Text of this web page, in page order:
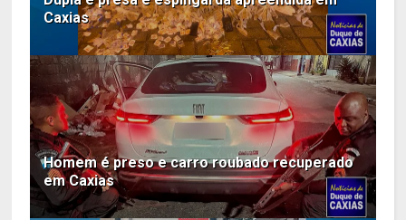
Caxias
Homem é preso e carro roubado recuperado
em Caxias